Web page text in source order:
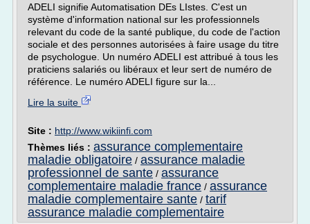
ADELI signifie Automatisation DEs LIstes. C'est un
système d'information national sur les professionnels
relevant du code de la santé publique, du code de l'action
sociale et des personnes autorisées à faire usage du titre
de psychologue. Un numéro ADELI est attribué à tous les
praticiens salariés ou libéraux et leur sert de numéro de
référence. Le numéro ADELI figure sur la...
Lire la suite
Site : http://www.wikiinfi.com
Thèmes liés : assurance complementaire
maladie obligatoire / assurance maladie
professionnel de sante / assurance
complementaire maladie france / assurance
maladie complementaire sante / tarif
assurance maladie complementaire